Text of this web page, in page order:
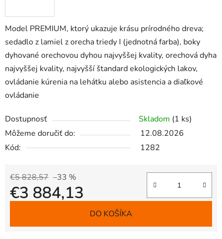
Model PREMIUM, ktorý ukazuje krásu prírodného dreva;
sedadlo z lamiel z orecha triedy I (jednotná farba), boky
dyhované orechovou dyhou najvyššej kvality, orechová dyha
najvyššej kvality, najvyšší štandard ekologických lakov,
ovládanie kúrenia na lehátku alebo asistencia a diaľkové
ovládanie
Dostupnosť Skladom (1 ks)
Môžeme doručiť do:
12.08.2026
Kód:
1282
€5 828,57 –33 %
€3 884,13
DO KOŠÍKA